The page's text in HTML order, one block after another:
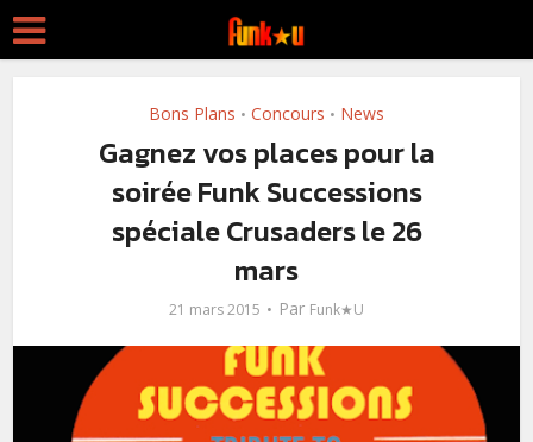
Bons Plans • Concours • News
Gagnez vos places pour la
soirée Funk Successions
spéciale Crusaders le 26
mars
21 mars 2015 Par Funk★U